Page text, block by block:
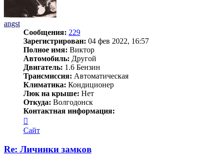
angst
Сообщения: 229
Зарегистрирован: 04 фев 2022, 16:57
Полное имя: Виктор
Автомобиль: Другой
Двигатель: 1.6 Бензин
Трансмиссия: Автоматическая
Климатика: Кондиционер
Люк на крыше: Нет
Откуда: Волгодонск
Контактная информация:
информация
пользователя
Сайт
Re: Личинки замков